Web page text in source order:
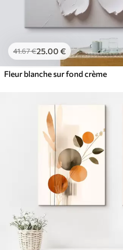
41.67€25.00 €
Fleur blanche sur fond crème